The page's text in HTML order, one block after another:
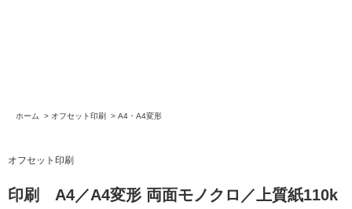
ホーム > オフセット印刷 > A4・A4変形
オフセット印刷
印刷 A4／A4変形 両面モノクロ／上質紙110k